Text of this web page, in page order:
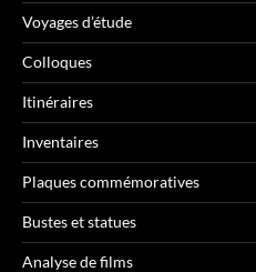
Voyages d’étude
Colloques
Itinéraires
Inventaires
Plaques commémoratives
Bustes et statues
Analyse de films